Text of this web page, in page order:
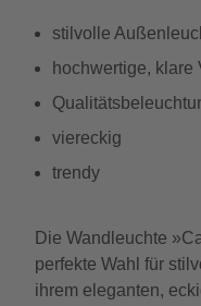
stilvolle
hochwertige, klare
viereckig
trendy
Die Wandleuchte
perfekte Wahl für
ihrem eleganten,